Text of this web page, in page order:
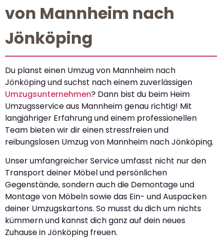
von Mannheim nach
Jönköping
Du planst einen Umzug von Mannheim nach
Jönköping und suchst nach einem zuverlässigen
Umzugsunternehmen? Dann bist du beim Heim
Umzugsservice aus Mannheim genau richtig! Mit
langjähriger Erfahrung und einem professionellen
Team bieten wir dir einen stressfreien und
reibungslosen Umzug von Mannheim nach Jönköping.
Unser umfangreicher Service umfasst nicht nur den
Transport deiner Möbel und persönlichen
Gegenstände, sondern auch die Demontage und
Montage von Möbeln sowie das Ein- und Auspacken
deiner Umzugskartons. So musst du dich um nichts
kümmern und kannst dich ganz auf dein neues
Zuhause in Jönköping freuen.